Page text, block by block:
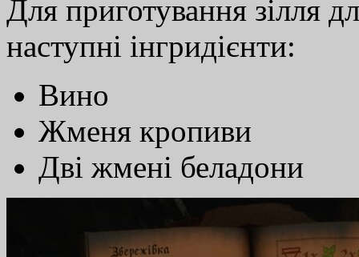
Для приготування зілля
наступні інгридієнти:
Вино
Жменя кропиви
Дві жмені беладони